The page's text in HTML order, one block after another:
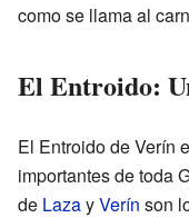
como se llama al
El Entroido:
El Entroido de Verín
importantes de toda
de LazayVerín son